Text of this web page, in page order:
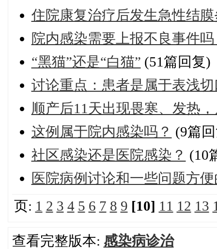
住院康复治疗后发生急性结
院内感染需要上报不良事件
“黑猫”还是“白猫” (51篇回复)
讨论重点：患者是属于表浅
顺产后11天出现畏寒、发热
这例属于院内感染吗？ (9篇
社区感染还是医院感染？ (10
医院病例讨论和一些问题方
页: 1 2 3 4 5 6 7 8 9 [10] 11 12 13
查看完整版本: 感染病诊治